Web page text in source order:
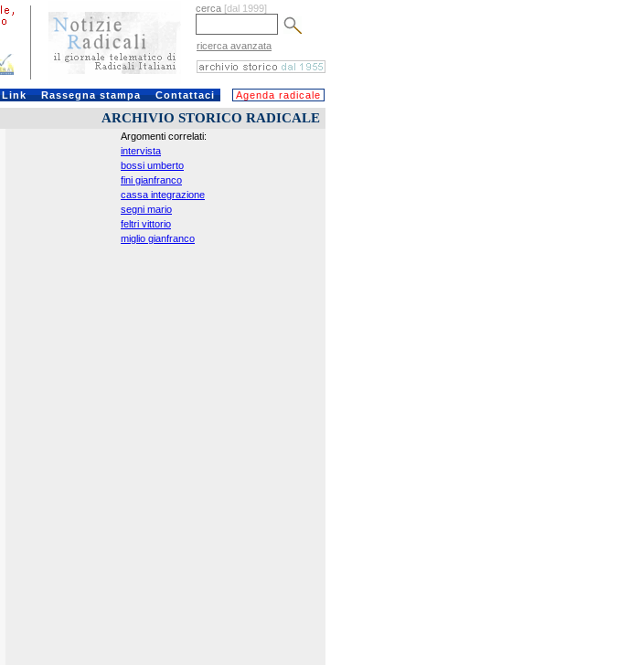
cerca [dal 1999]
ricerca avanzata
Link Rassegna stampa Contattaci Agenda radicale
ARCHIVIO STORICO RADICALE
Argomenti correlati:
intervista
bossi umberto
fini gianfranco
cassa integrazione
segni mario
feltri vittorio
miglio gianfranco